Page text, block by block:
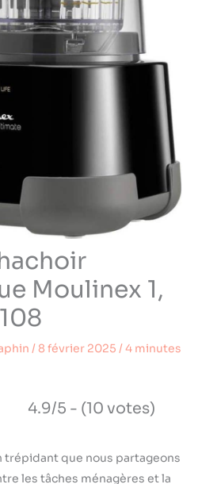
Moulinex 1,
/8 février 2025 /4 minutes
4.9/5 - (10 votes)
trépidant que nous partageons
les tâches ménagères et la